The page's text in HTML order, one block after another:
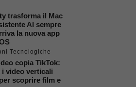
trasforma il Mac
AI sempre
la nuova app
Tecnologiche
copia TikTok:
video verticali
scoprire film e